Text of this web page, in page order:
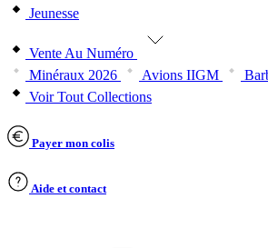
Jeunesse
Vente Au Numéro
Minéraux 2026
Avions IIGM
Voir Tout Collections
Payer mon colis
Aide et contact